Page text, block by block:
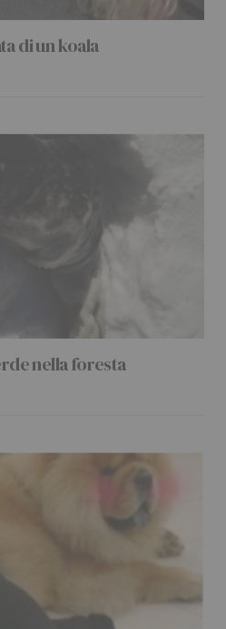
di un koala
nella foresta